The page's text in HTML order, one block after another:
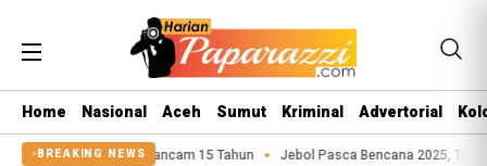
Home Nasional Aceh Sumut Kriminal Advertorial
BREAKING NEWS
Terancam 15 Tahun Jebol Pasca Bencana 2025, Tanggul Sungai